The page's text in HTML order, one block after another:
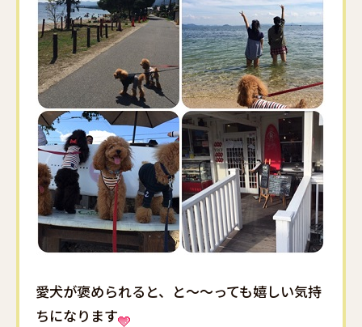
愛犬が褒められると、と～～っても嬉しい気持
ちになります